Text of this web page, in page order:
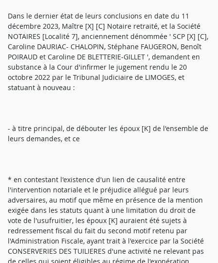
Dans le dernier état de leurs conclusions en date du 11
décembre 2023, Maître [X] [C] Notaire retraité, et la Société
NOTAIRES [Localité 7], anciennement dénommée ' SCP [X] [C],
Caroline DAURIAC- CHALOPIN, Stéphane FAUGERON, Benoît
POIRAUD et Caroline DE BLETTERIE-GILLET ', demandent en
substance à la Cour d'infirmer le jugement rendu le 20
octobre 2022 par le Tribunal Judiciaire de LIMOGES, et
statuant à nouveau :
- à titre principal, de débouter les époux [K] de l'ensemble de
leurs demandes, et ce
* en contestant l'existence d'un lien de causalité entre
l'intervention notariale et le préjudice allégué par leurs
adversaires, au motif que même en présence de la mention
exigée dans les statuts quant à une limitation du droit de
vote de l'usufruitier, les époux [K] auraient été sujets à
redressement fiscal du fait du second motif retenu par
l'Administration Fiscale, ayant trait à l'exercice par la Société
CONSERVERIES DES TUILIERES d'une activité ne relevant pas